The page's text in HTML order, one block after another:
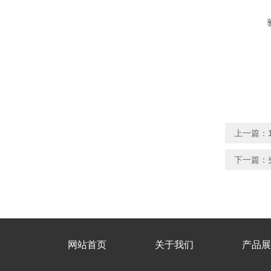
上一篇：
下一篇：
网站首页 关于我们 产品